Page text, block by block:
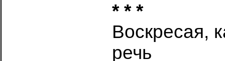
* * *
Воскресая,
речь